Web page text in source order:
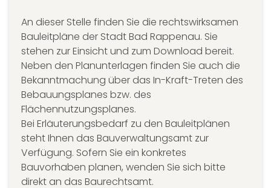
An dieser Stelle finden Sie die rechtswirksamen
Bauleitpläne der Stadt Bad Rappenau. Sie
stehen zur Einsicht und zum Download bereit.
Neben den Planunterlagen finden Sie auch die
Bekanntmachung über das In-Kraft-Treten des
Bebauungsplanes bzw. des
Flächennutzungsplanes.
Bei Erläuterungsbedarf zu den Bauleitplänen
steht Ihnen das Bauverwaltungsamt zur
Verfügung. Sofern Sie ein konkretes
Bauvorhaben planen, wenden Sie sich bitte
direkt an das Baurechtsamt.